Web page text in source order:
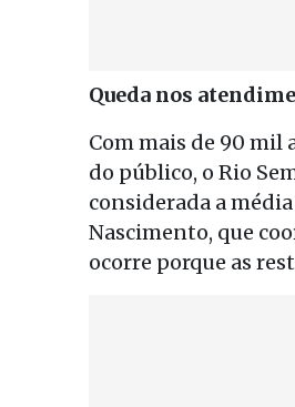
Queda nos
Com mais de 90 mil
do público, o Rio
considerada a
Nascimento, que
ocorre porque as